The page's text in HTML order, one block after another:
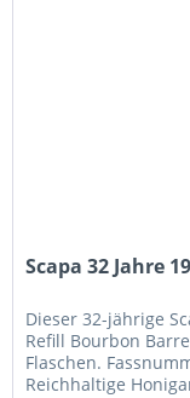
Scapa 32 Jahre
Dieser 32-jährige
Refill Bourbon
Flaschen.
Reichhaltige